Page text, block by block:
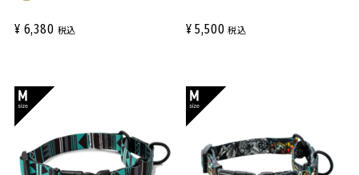
¥ 6,380 税込 ¥ 5,500 税込